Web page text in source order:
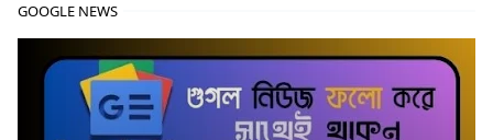
GOOGLE NEWS